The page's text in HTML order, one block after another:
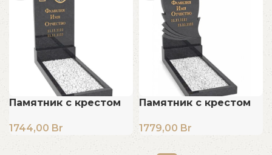
Памятник с крестом
1744,00 Br
Памятник с крестом
1779,00 Br